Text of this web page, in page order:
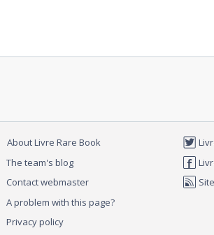
About Livre Rare Book
The team's blog
Contact webmaster
A problem with this page?
Privacy policy